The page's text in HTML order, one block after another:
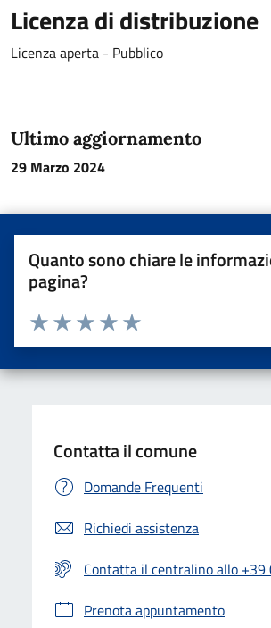
Licenza di distribuzione
Licenza aperta - Pubblico
Ultimo aggiornamento
29 Marzo 2024
Quanto sono chiare le
pagina?
Valuta da 1 a 5 stelle la pagina
Valuta 5 stelle su 5
Valuta 4 stelle su 5
Valuta 3 stelle su 5
Valuta 2 stelle su 5
Valuta una stella su 5
Contatta il comune
Domande Frequenti
Richiedi assistenza
Contatta il centralino allo
Prenota appuntamento